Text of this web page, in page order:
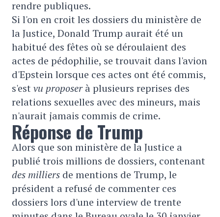
rendre publiques.
Si l'on en croit les dossiers du ministère de
la Justice, Donald Trump aurait été un
habitué des fêtes où se déroulaient des
actes de pédophilie, se trouvait dans l'avion
d'Epstein lorsque ces actes ont été commis,
s'est vu proposerà plusieurs reprises des
relations sexuelles avec des mineurs, mais
n'aurait jamais commis de crime.
Réponse de Trump
Alors que son ministère de la Justice a
publié trois millions de dossiers, contenant
des milliers de mentions de Trump, le
président a refusé de commenter ces
dossiers lors d'une interview de trente